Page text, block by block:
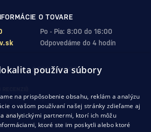
O TOVARE
Po - Pia: 8:00 do 16:00
Odpovedáme do 4 hodín
VAŠEJ SPOKOJNOSTI
nákup v našom obchode
2024
sme získali ocenenie od Heureka
používa súbory
na prispôsobenie obsahu, reklám a analýzu
o vašom používaní našej stránky zdieľame aj
analytickými partnermi, ktorí ich môžu
ktoré ste im poskytli alebo ktoré